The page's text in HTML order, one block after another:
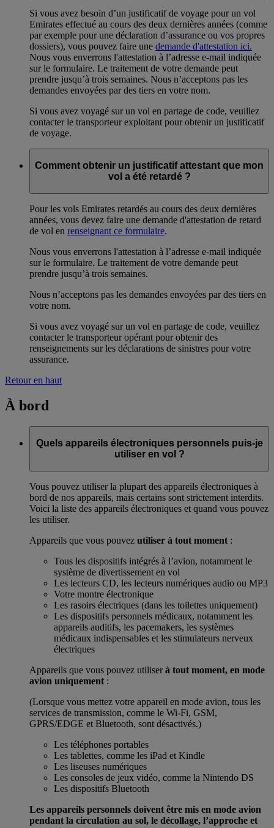
Si vous avez besoin d’un justificatif de voyage pour un vol
Emirates effectué au cours des deux dernières années (comme
par exemple pour une déclaration d’assurance ou vos propres
dossiers), vous pouvez faire une demande d'attestation ici.
Nous vous enverrons l'attestation à l’adresse e-mail indiquée
sur le formulaire. Le traitement de votre demande peut
prendre jusqu’à trois semaines. Nous n’acceptons pas les
demandes envoyées par des tiers en votre nom.
Si vous avez voyagé sur un vol en partage de code, veuillez
contacter le transporteur exploitant pour obtenir un justificatif
de voyage.
Comment obtenir un justificatif attestant que mon
vol a été retardé ?
Pour les vols Emirates retardés au cours des deux dernières
années, vous devez faire une demande d'attestation de retard
de vol en renseignant ce formulaire.
Nous vous enverrons l'attestation à l’adresse e-mail indiquée
sur le formulaire. Le traitement de votre demande peut
prendre jusqu’à trois semaines.
Nous n’acceptons pas les demandes envoyées par des tiers en
votre nom.
Si vous avez voyagé sur un vol en partage de code, veuillez
contacter le transporteur opérant pour obtenir des
renseignements sur les déclarations de sinistres pour votre
assurance.
Retour en haut
À bord
Quels appareils électroniques personnels puis-je
utiliser en vol ?
Vous pouvez utiliser la plupart des appareils électroniques à
bord de nos appareils, mais certains sont strictement interdits.
Voici la liste des appareils électroniques et quand vous pouvez
les utiliser.
Appareils que vous pouvez utiliser à tout moment :
Tous les dispositifs intégrés à l’avion, notamment le
système de divertissement en vol
Les lecteurs CD, les lecteurs numériques audio ou MP3
Votre montre électronique
Les rasoirs électriques (dans les toilettes uniquement)
Les dispositifs personnels médicaux, notamment les
appareils auditifs, les pacemakers, les systèmes
médicaux indispensables et les stimulateurs nerveux
électriques
Appareils que vous pouvez utiliserà tout moment, en mode
avion uniquement :
(Lorsque vous mettez votre appareil en mode avion, tous les
services de transmission, comme le Wi-Fi, GSM,
GPRS/EDGE et Bluetooth, sont désactivés.)
Les téléphones portables
Les tablettes, comme les iPad et Kindle
Les liseuses numériques
Les consoles de jeux vidéo, comme la Nintendo DS
Les dispositifs Bluetooth
Les appareils personnels doivent être mis en mode avion
pendant la circulation au sol, le décollage, l’approche et